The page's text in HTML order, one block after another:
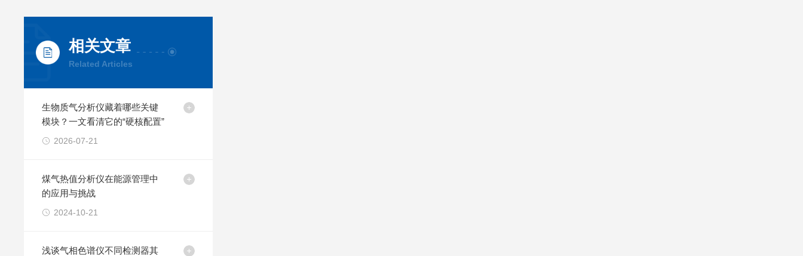
相关文章
Related Articles
生物质气分析仪藏着哪些关键
模块？一文看清它的“硬核配置”
2026-07-21
煤气热值分析仪在能源管理中
的应用与挑战
2024-10-21
浅谈气相色谱仪不同检测器其